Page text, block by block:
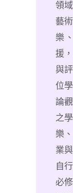
領
藝
樂
援
與
位
論
之
樂
業
自
必